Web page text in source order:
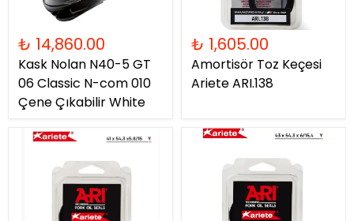
₺ 14,860.00
Kask Nolan N40-5 GT
06 Classic N-com 010
Çene Çıkabilir White
₺ 1,605.00
Amortisör Toz Keçesi
Ariete ARI.138